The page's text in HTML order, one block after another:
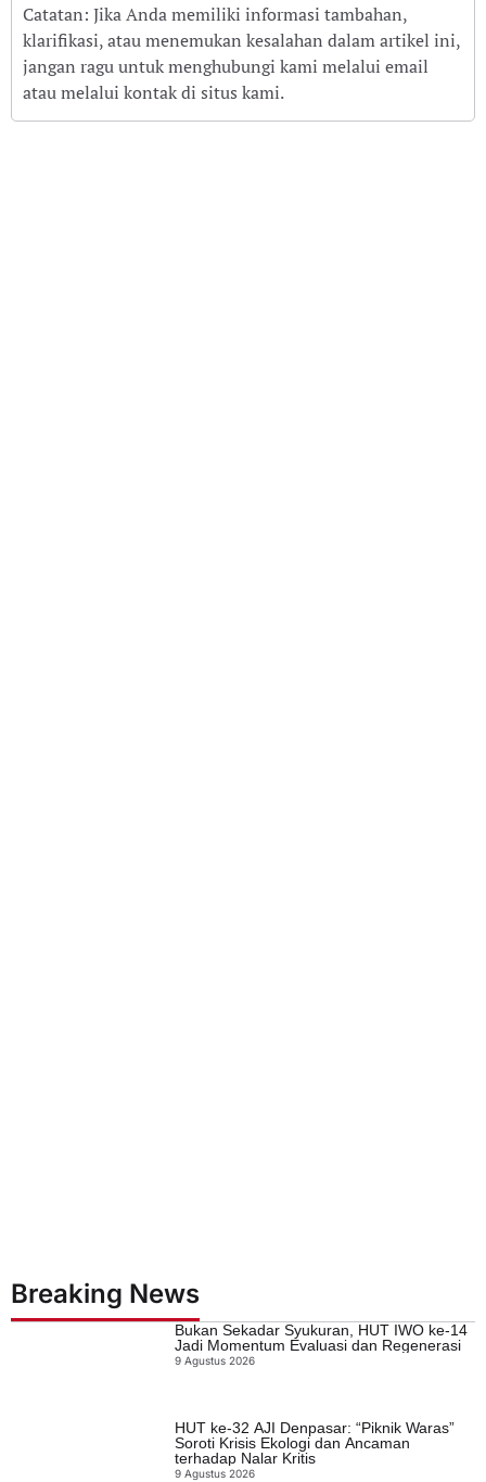
Catatan: Jika Anda memiliki informasi tambahan,
klarifikasi, atau menemukan kesalahan dalam artikel ini,
jangan ragu untuk menghubungi kami melalui email
atau melalui kontak di situs kami.
Breaking News
Bukan Sekadar Syukuran, HUT IWO ke-14
Jadi Momentum Evaluasi dan Regenerasi
9 Agustus 2026
HUT ke-32 AJI Denpasar: “Piknik Waras”
Soroti Krisis Ekologi dan Ancaman
terhadap Nalar Kritis
9 Agustus 2026